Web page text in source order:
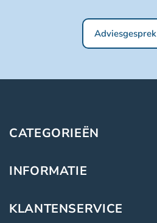
Adviesgesprek
CATEGORIEËN
INFORMATIE
KLANTENSERVICE